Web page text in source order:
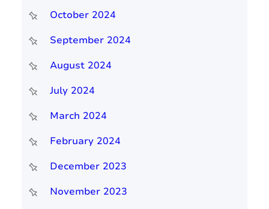
October 2024
September 2024
August 2024
July 2024
March 2024
February 2024
December 2023
November 2023